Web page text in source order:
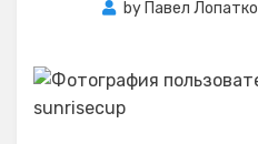
by Павел Лопатко